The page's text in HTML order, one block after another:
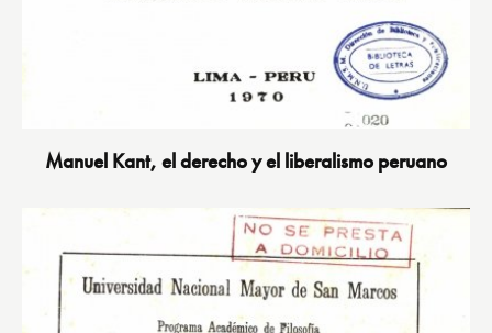
Manuel Kant, el derecho y el liberalismo peruano